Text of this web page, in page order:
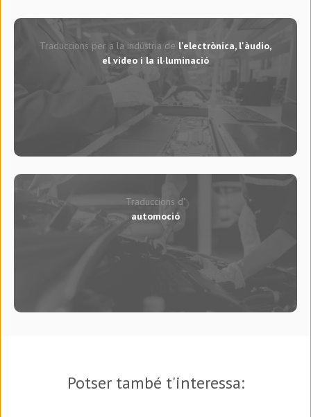
Traduccions per a la indústria de l'electrònica, l'àudio,
el vídeo i la il·luminació
Traduccions d'
automoció
Potser també t'interessa: